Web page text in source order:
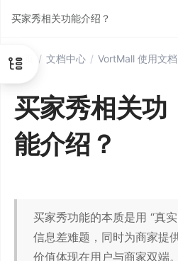
首页 / 文档中心 / VortMall 使用文档
买家秀相关功
能介绍？
买家秀功能的本质是用 “真
信息差难题，同时为商家提
价值体现在用户与商家双端
买家秀相关功能介绍？